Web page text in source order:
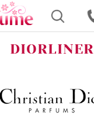
DIORLINER